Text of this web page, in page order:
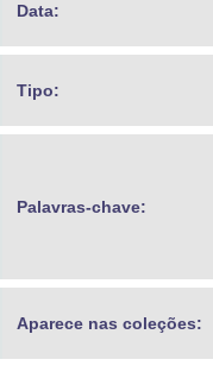
Data:
Tipo:
Palavras-chave:
Aparece nas coleções: